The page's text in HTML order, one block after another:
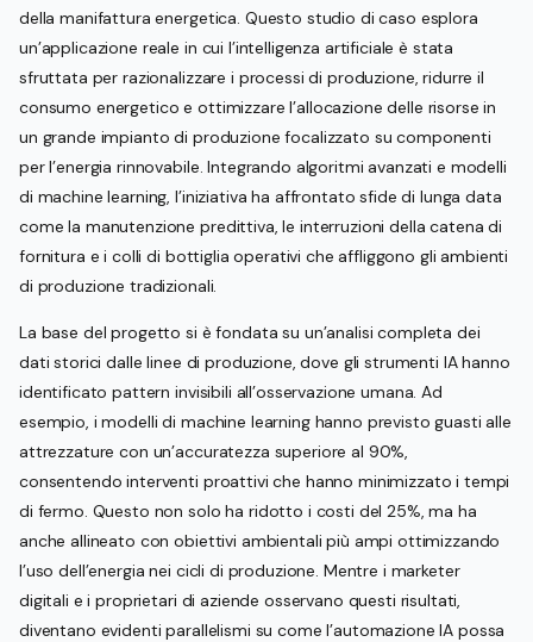
della manifattura energetica. Questo studio di caso esplora
un’applicazione reale in cui l’intelligenza artificiale è stata
sfruttata per razionalizzare i processi di produzione, ridurre il
consumo energetico e ottimizzare l’allocazione delle risorse in
un grande impianto di produzione focalizzato su componenti
per l’energia rinnovabile. Integrando algoritmi avanzati e modelli
di machine learning, l’iniziativa ha affrontato sfide di lunga data
come la manutenzione predittiva, le interruzioni della catena di
fornitura e i colli di bottiglia operativi che affliggono gli ambienti
di produzione tradizionali.
La base del progetto si è fondata su un’analisi completa dei
dati storici dalle linee di produzione, dove gli strumenti IA hanno
identificato pattern invisibili all’osservazione umana. Ad
esempio, i modelli di machine learning hanno previsto guasti alle
attrezzature con un’accuratezza superiore al 90%,
consentendo interventi proattivi che hanno minimizzato i tempi
di fermo. Questo non solo ha ridotto i costi del 25%, ma ha
anche allineato con obiettivi ambientali più ampi ottimizzando
l’uso dell’energia nei cicli di produzione. Mentre i marketer
digitali e i proprietari di aziende osservano questi risultati,
diventano evidenti parallelismi su come l’automazione IA possa